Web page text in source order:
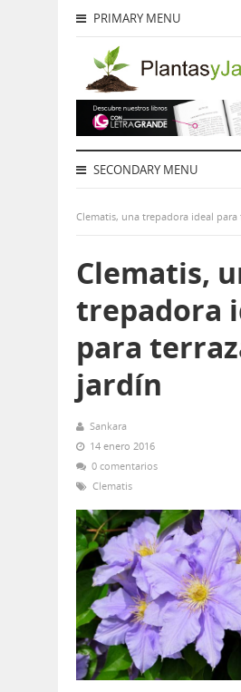
PRIMARY MENU
SECONDARY MENU
Clematis, una trepadora ideal para
Clematis,
trepadora
para
jardín
Sankara
14 enero 2016
0 comentarios
Clematis